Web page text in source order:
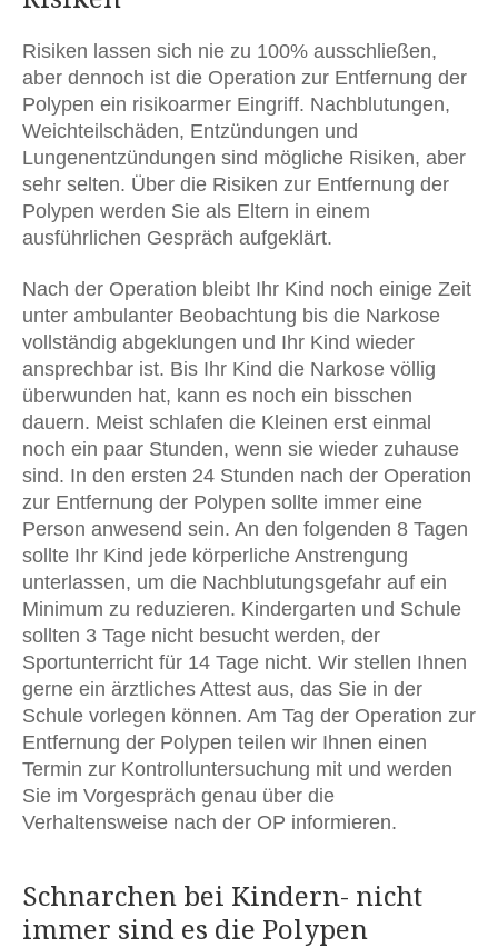
Risiken lassen sich nie zu 100% ausschließen,
aber dennoch ist die Operation zur Entfernung der
Polypen ein risikoarmer Eingriff. Nachblutungen,
Weichteilschäden, Entzündungen und
Lungenentzündungen sind mögliche Risiken, aber
sehr selten. Über die Risiken zur Entfernung der
Polypen werden Sie als Eltern in einem
ausführlichen Gespräch aufgeklärt.
Nach der Operation bleibt Ihr Kind noch einige Zeit
unter ambulanter Beobachtung bis die Narkose
vollständig abgeklungen und Ihr Kind wieder
ansprechbar ist. Bis Ihr Kind die Narkose völlig
überwunden hat, kann es noch ein bisschen
dauern. Meist schlafen die Kleinen erst einmal
noch ein paar Stunden, wenn sie wieder zuhause
sind. In den ersten 24 Stunden nach der Operation
zur Entfernung der Polypen sollte immer eine
Person anwesend sein. An den folgenden 8 Tagen
sollte Ihr Kind jede körperliche Anstrengung
unterlassen, um die Nachblutungsgefahr auf ein
Minimum zu reduzieren. Kindergarten und Schule
sollten 3 Tage nicht besucht werden, der
Sportunterricht für 14 Tage nicht. Wir stellen Ihnen
gerne ein ärztliches Attest aus, das Sie in der
Schule vorlegen können. Am Tag der Operation zur
Entfernung der Polypen teilen wir Ihnen einen
Termin zur Kontrolluntersuchung mit und werden
Sie im Vorgespräch genau über die
Verhaltensweise nach der OP informieren.
Schnarchen bei Kindern- nicht
immer sind es die Polypen